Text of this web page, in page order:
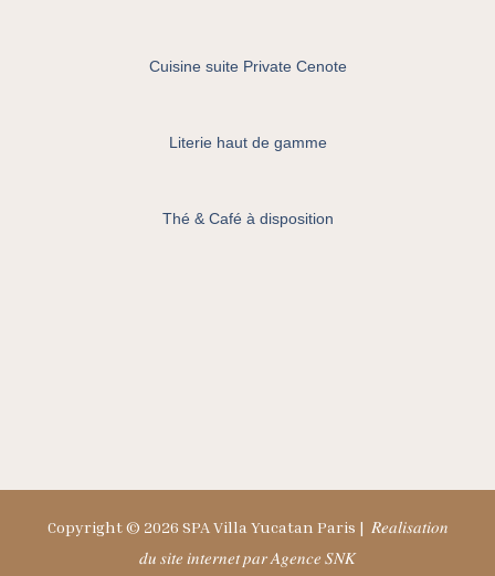
Cuisine suite Private Cenote
Literie haut de gamme
Thé & Café à disposition
Copyright © 2026 SPA Villa Yucatan Paris | 𝑅𝑒𝑎𝑙𝑖𝑠𝑎𝑡𝑖𝑜𝑛
𝑑𝑢 𝑠𝑖𝑡𝑒 𝑖𝑛𝑡𝑒𝑟𝑛𝑒𝑡 𝑝𝑎𝑟 𝐴𝑔𝑒𝑛𝑐𝑒 𝑆𝑁𝐾